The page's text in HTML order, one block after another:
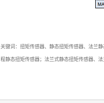
关键词：扭矩传感器、静态扭矩传感器、法兰
程静态扭矩传感器；法兰式静态扭矩传感器、